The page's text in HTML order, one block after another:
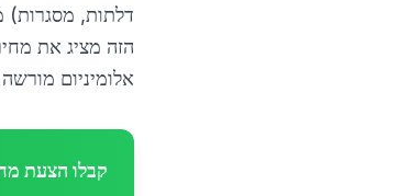
הזה מציג את
אלומיניום
קבלו הצעת